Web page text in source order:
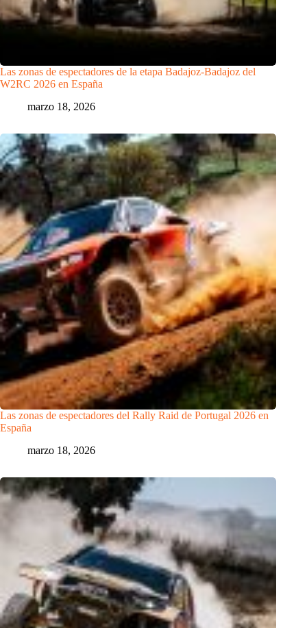
Las zonas de espectadores de la etapa Badajoz-Badajoz del
W2RC 2026 en España
marzo 18, 2026
Las zonas de espectadores del Rally Raid de Portugal 2026 en
España
marzo 18, 2026